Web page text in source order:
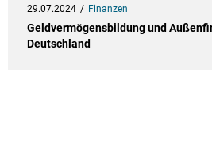
29.07.2024 Finanzen
Geldvermögensbildung und
Deutschland